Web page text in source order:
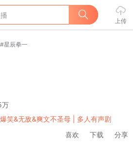
上传
星辰拳一
万
笑&无敌&爽文不圣母 | 多人有声剧
喜欢 下载 分享